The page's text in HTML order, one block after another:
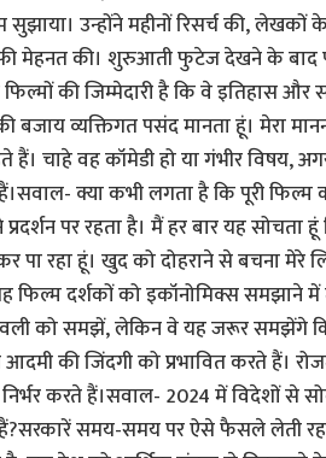
सुझाया। उन्होंने महीनों रिसर्च की,
मेहनत की। शुरुआती फुटेज देखने के बाद
की जिम्मेदारी है कि वे इतिहास और
बजाय व्यक्तिगत पसंद मानता हूं। मेरा
हैं। चाहे वह कॉमेडी हो या गंभीर विषय,
क्या कभी लगता है कि पूरी फिल्म
पर रहता है। मैं हर बार यह सोचता हूं
पा रहा हूं। खुद को दोहराने से बचना मेरे
फिल्म दर्शकों को इकॉनोमिक्स समझाने
को समझें, लेकिन वे यह जरूर समझेंगे
की जिंदगी को प्रभावित करते हैं।
करते हैं।सवाल- 2024 में विदेशों से
समय-समय पर ऐसे फैसले लेती